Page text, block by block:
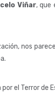
Viñar, que
nos
el Terror de